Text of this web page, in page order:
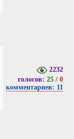
2232
голосов: 25/ 0
комментариев: 11